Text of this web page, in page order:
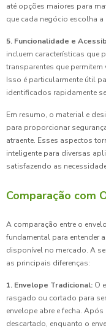
até opções maiores para
que cada negócio escolha
5. Funcionalidade e
incluem características que
transparentes que
Isso é particularmente útil
identificados rapidamente
Em resumo, o material e
para proporcionar
atraente. Esses aspectos
inteligente para diversas
satisfazendo as
Comparação com
A comparação entre o
fundamental para entender
disponível no mercado. A
as principais diferenças:
1. Envelope Tradicional: O
rasgado ou cortado para
envelope abre e fecha.
descartado, enquanto o